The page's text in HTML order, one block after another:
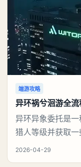
端游攻略
异环祸兮洄游全
异环异象委托是
猎人等级并获取
兮洄游任务怎么
2026-04-29